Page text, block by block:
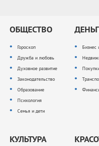
ОБЩЕСТВО
Гороскоп
Дружба и любовь
Духовное развитие
Законодательство
Образование
Психология
Семья и дети
Бизнес
КУЛЬТУРА